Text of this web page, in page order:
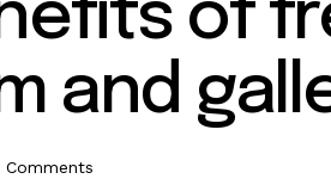
of
and
Comments